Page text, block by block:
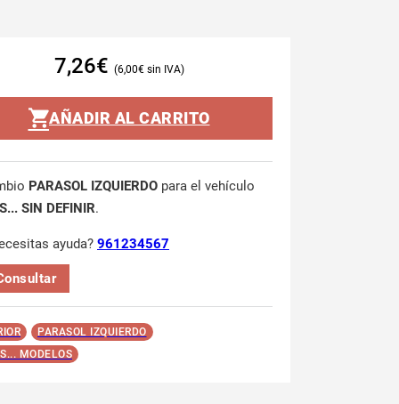
7,26€ 6,00€
AÑADIR AL CARRITO
PARASOL IZQUIERDO para el vehículo
SIN DEFINIR.
ayuda? 961234567
PARASOL IZQUIERDO
MODELOS